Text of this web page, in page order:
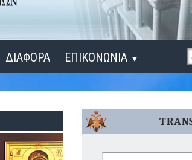
ΔΙΑΦΟΡΑ ΕΠΙΚΟΝΩΝΙΑ ▼